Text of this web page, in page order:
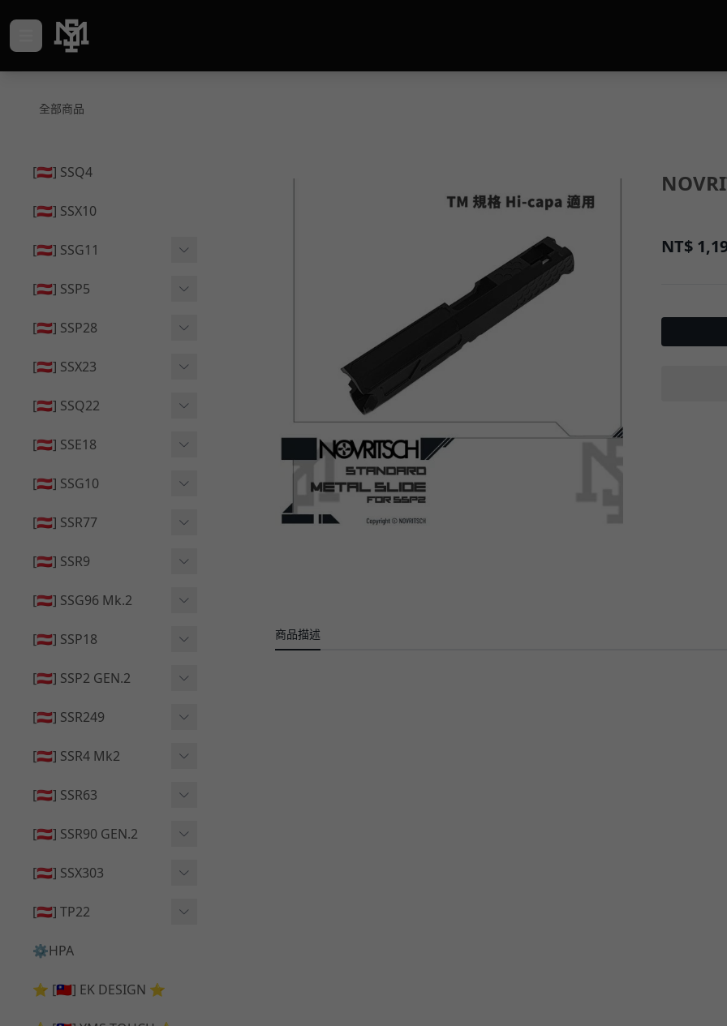
全部商品
[🇦🇹] SSQ4
[🇦🇹] SSX10
[🇦🇹] SSG11
🔄 原廠 ⧸ 零件
[🇦🇹] SSP5
🔄 原廠 ⧸ 零件
[🇦🇹] SSP28
🔄 原廠 ⧸ 零件
[🇦🇹] SSX23
🟦 主體 ⧸ 彈匣
[🇦🇹] SSQ22
🟦 主體 ⧸ 彈匣
[🇦🇹] SSE18
👁️‍🗨️ 外觀 ⧸ 色彩
[🇦🇹] SSG10
🟦 主體 ⧸ 彈匣
[🇦🇹] SSR77
🟦 主體 ⧸ 彈匣
[🇦🇹] SSR9
👁️‍🗨️ 外觀 ⧸ 色彩
[🇦🇹] SSG96 Mk.2
🆙 升級 ⧸ 部件
[🇦🇹] SSP18
👁️‍🗨️ 外觀 ⧸ 色彩
[🇦🇹] SSP2 GEN.2
🔄 原廠 ⧸ 零件
[🇦🇹] SSR249
🟦 主體 ⧸ 彈匣
[🇦🇹] SSR4 Mk2
🟦 主體 ⧸ 彈匣
[🇦🇹] SSR63
🆙 升級 ⧸ 部件
[🇦🇹] SSR90 GEN.2
🆙 升級 ⧸ 部件
[🇦🇹] SSX303
🔄 原廠 ⧸ 零件
🆙 升級 ⧸ 部件
[🇦🇹] TP22
🔄 原廠 ⧸ 零件
🆙 升級 ⧸ 部件
⚙️HPA
⭐ [🇹🇼] EK DESIGN ⭐
NT$
商品描述